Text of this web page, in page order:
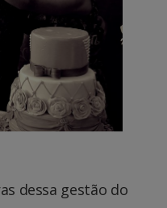
dessa gestão do